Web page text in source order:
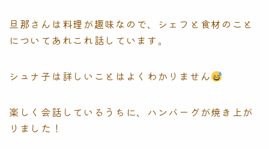
旦那さんは料理が趣味なので、シェフと食材のこと
についてあれこれ話しています。
シュナ子は詳しいことはよくわかりません
楽しく会話しているうちに、ハンバーグが焼き上が
りました！